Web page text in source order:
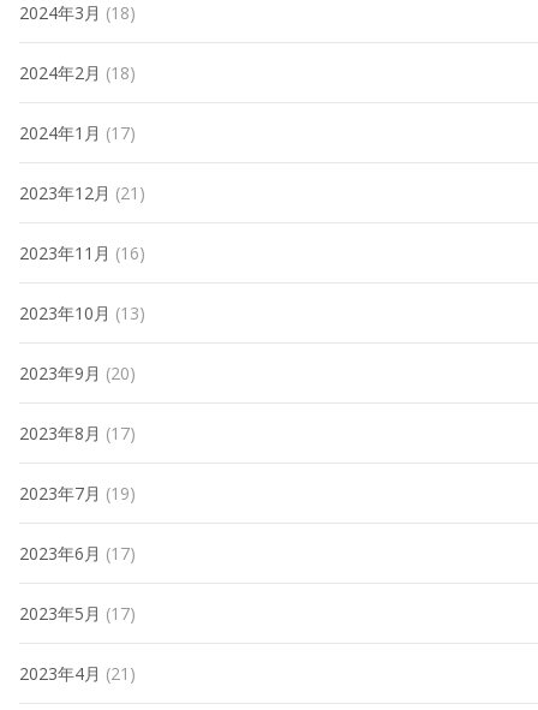
2024年3月 (18)
2024年2月 (18)
2024年1月 (17)
2023年12月 (21)
2023年11月 (16)
2023年10月 (13)
2023年9月 (20)
2023年8月 (17)
2023年7月 (19)
2023年6月 (17)
2023年5月 (17)
2023年4月 (21)